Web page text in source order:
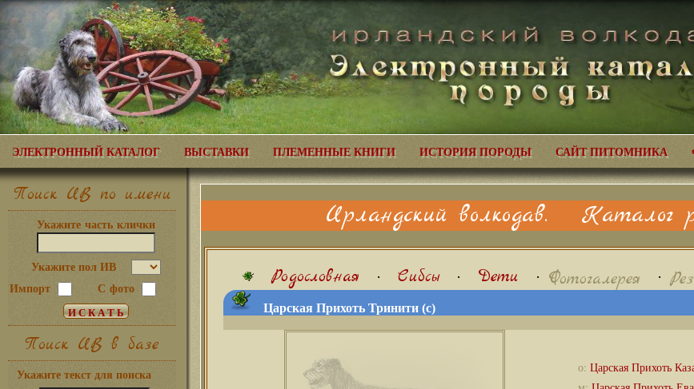
ЭЛЕКТРОННЫЙ КАТАЛОГ ВЫСТАВКИ ПЛЕМЕННЫЕ КНИГИ ИСТОРИЯ ПОРОДЫ САЙТ ПИТОМНИКА
Поиск ИВ по имени
Укажите часть клички
Укажите пол ИВ
Импорт
С фото
Поиск ИВ в базе
Укажите текст для поиска
Ирландский волкодав. Каталог
Родословная • Сибсы• Дети • Фотогалерея •
Царская Прихоть Тринити (с)
о: Царская Прихоть